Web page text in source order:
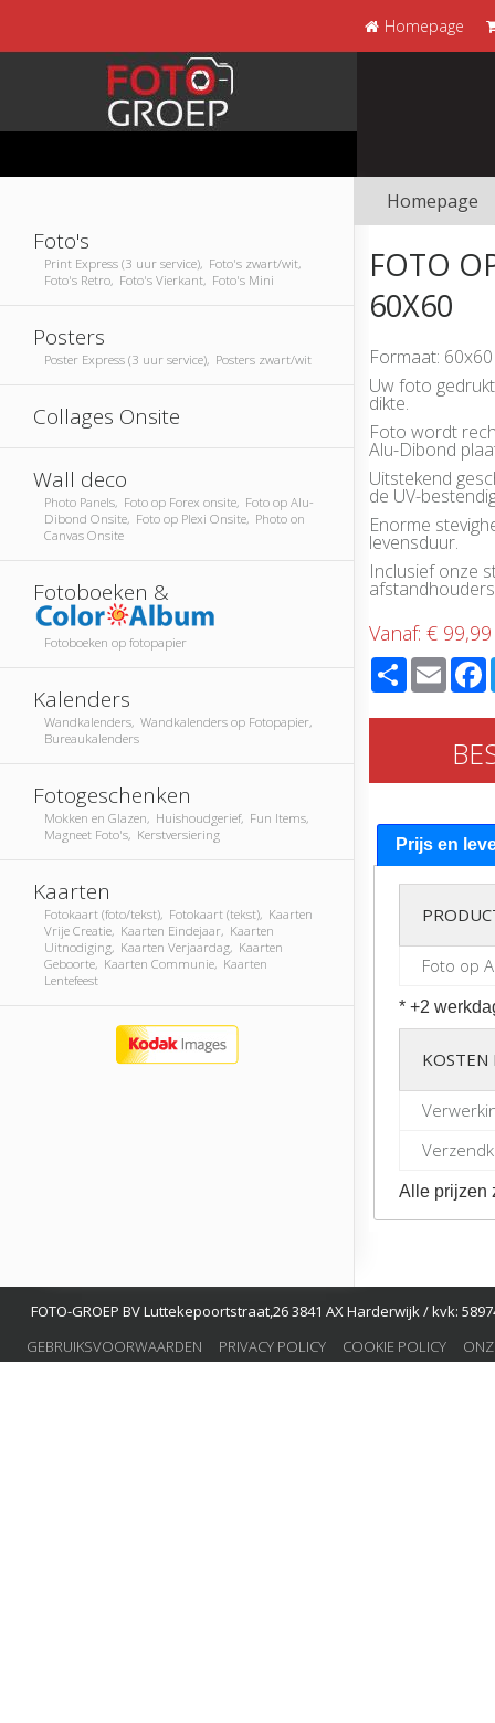
Homepage
Foto's
Print Express (3 uur service), Foto's zwart/wit,
Foto's Retro, Foto's Vierkant, Foto's Mini
Posters
Poster Express (3 uur service), Posters zwart/wit
Collages Onsite
Wall deco
Photo Panels, Foto op Forex onsite, Foto op Alu-
Dibond Onsite, Foto op Plexi Onsite, Photo on
Canvas Onsite
Fotoboeken &
Fotoboeken op fotopapier
Kalenders
Wandkalenders, Wandkalenders op Fotopapier,
Bureaukalenders
Fotogeschenken
Mokken en Glazen, Huishoudgerief, Fun Items,
Magneet Foto's, Kerstversiering
Kaarten
Fotokaart (foto/tekst), Fotokaart (tekst), Kaarten
Vrije Creatie, Kaarten Eindejaar, Kaarten
Uitnodiging, Kaarten Verjaardag, Kaarten
Geboorte, Kaarten Communie, Kaarten
Lentefeest
Homepage
FOTO
60X60
Formaat:
Uw foto
dikte.
Foto wordt
Alu-Dibond
Uitstekend
de UV-
Enorme
levensduur.
Inclusief onze
Vanaf:€ 99,99
ShareEmail
Prijs en
Foto op
* +2
KOSTEN
Alle prijzen
FOTO-GROEP BV Luttekepoortstraat,26 3841 AX Harderwijk / kvk:
GEBRUIKSVOORWAARDEN
PRIVACY POLICY COOKIE POLICY